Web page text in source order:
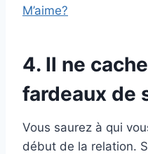
M’aime?
4. Il ne
fardeaux de
Vous saurez à qui
début de la relation.